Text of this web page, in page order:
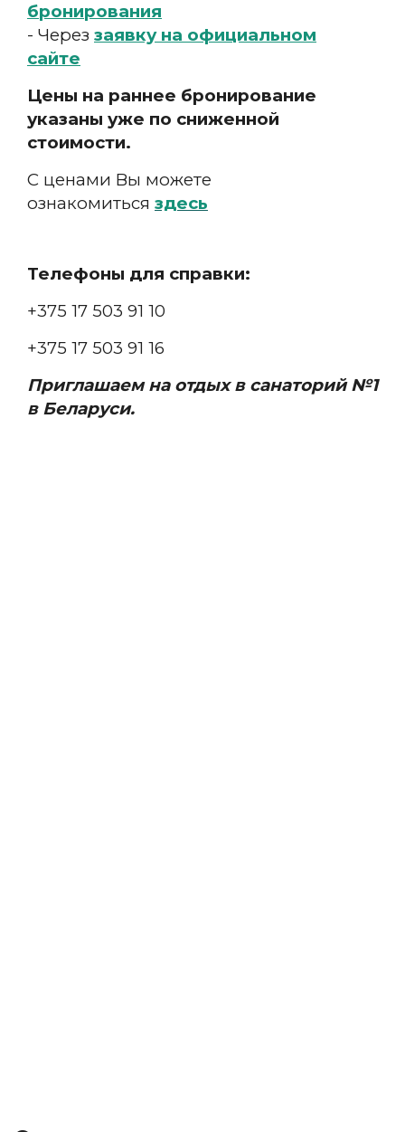
бронирования
- Через заявку на официальном
сайте
Цены на раннее бронирование
указаны уже по сниженной
стоимости.
С ценами Вы можете
ознакомиться здесь
Телефоны для справки:
+375 17 503 91 10
+375 17 503 91 16
Приглашаем на отдых в санаторий №1
в Беларуси.